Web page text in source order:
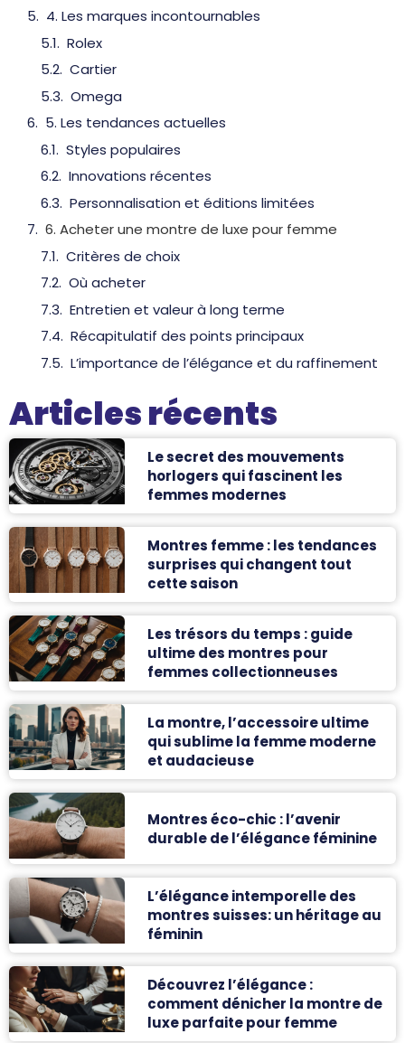
4. Les marques incontournables
Rolex
Cartier
Omega
5. Les tendances actuelles
Styles populaires
Innovations récentes
Personnalisation et éditions limitées
6. Acheter une montre de luxe pour femme
Critères de choix
Où acheter
Entretien et valeur à long terme
Récapitulatif des points principaux
L’importance de l’élégance et du raffinement
Articles récents
Le secret des mouvements
horlogers qui fascinent les
femmes modernes
Montres femme : les tendances
surprises qui changent tout
cette saison
Les trésors du temps : guide
ultime des montres pour
femmes collectionneuses
La montre, l’accessoire ultime
qui sublime la femme moderne
et audacieuse
Montres éco-chic : l’avenir
durable de l’élégance féminine
L’élégance intemporelle des
montres suisses: un héritage au
féminin
Découvrez l’élégance :
comment dénicher la montre de
luxe parfaite pour femme